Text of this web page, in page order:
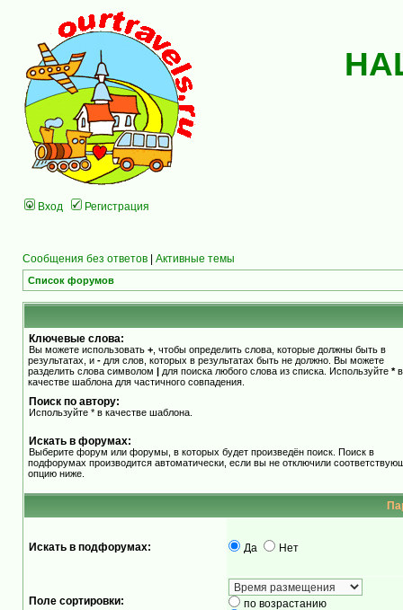
Вход Регистрация
Сообщения без ответов | Активные темы
Список форумов
Ключевые слова:
Вы можете использовать + , чтобы определить слова, которые должны быть в
результатах, и - для слов, которых в результатах быть не должно. Вы можете
разделить слова символом | для поиска любого слова из списка. Используйте *в
качестве шаблона для частичного совпадения.
Поиск по автору:
Используйте * в качестве шаблона.
Искать в форумах:
Выберите форум или форумы, в которых будет произведён поиск. Поиск в
подфорумах производится автоматически, если вы не отключили
опцию ниже.
Искать в подфорумах: Да Нет
Поле сортировки:
по возрастанию